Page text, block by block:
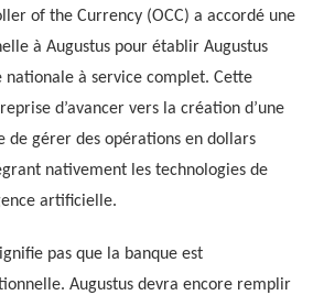
of the Currency (OCC) a accordé une
à Augustus pour établir Augustus
nationale à service complet. Cette
d’avancer vers la création d’une
de gérer des opérations en dollars
nativement les technologies de
artificielle.
pas que la banque est
Augustus devra encore remplir